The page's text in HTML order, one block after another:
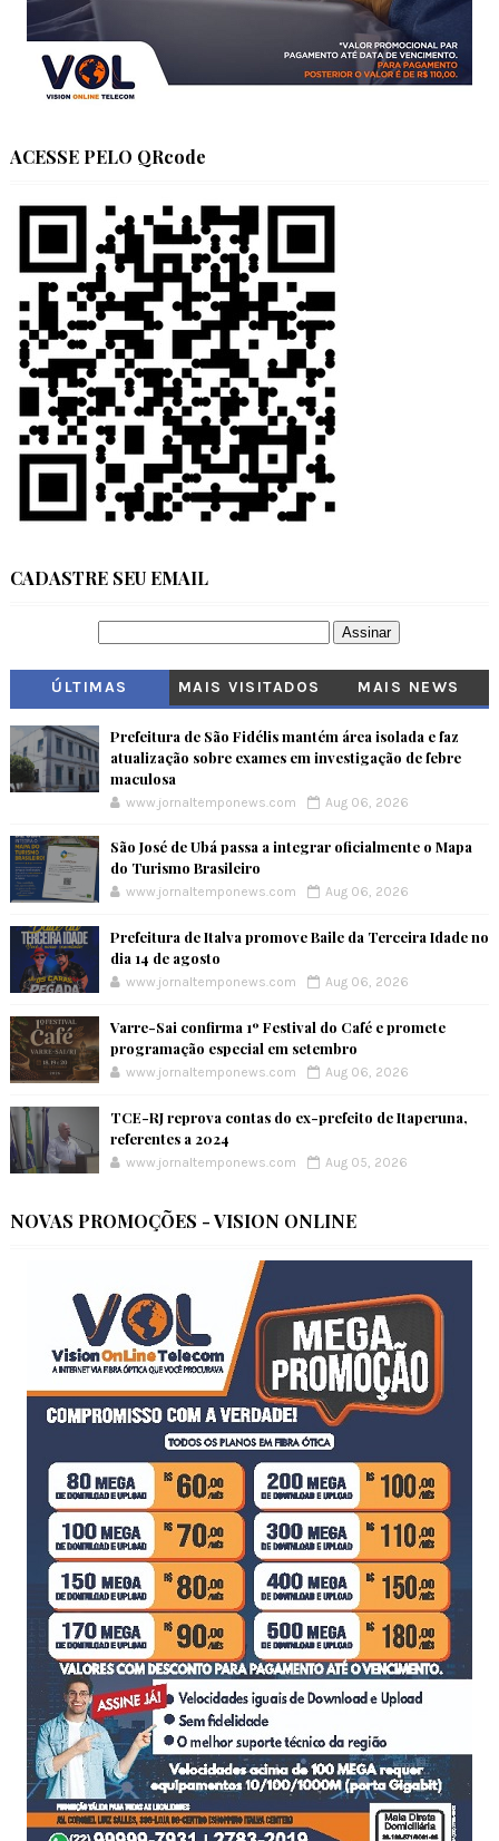
ACESSE PELO QRcode
CADASTRE SEU EMAIL
ÚLTIMAS MAIS VISITADOS MAIS NEWS
Prefeitura de São Fidélis mantém área isolada e faz
atualização sobre exames em investigação de febre
maculosa
www.jornaltemponews.com Aug 06, 2026
São José de Ubá passa a integrar oficialmente o Mapa
do Turismo Brasileiro
www.jornaltemponews.com Aug 06, 2026
Prefeitura de Italva promove Baile da Terceira Idade no
dia 14 de agosto
www.jornaltemponews.com Aug 06, 2026
Varre-Sai confirma 1º Festival do Café e promete
programação especial em setembro
www.jornaltemponews.com Aug 06, 2026
TCE-RJ reprova contas do ex-prefeito de Itaperuna,
referentes a 2024
www.jornaltemponews.com Aug 05, 2026
NOVAS PROMOÇÕES - VISION ONLINE